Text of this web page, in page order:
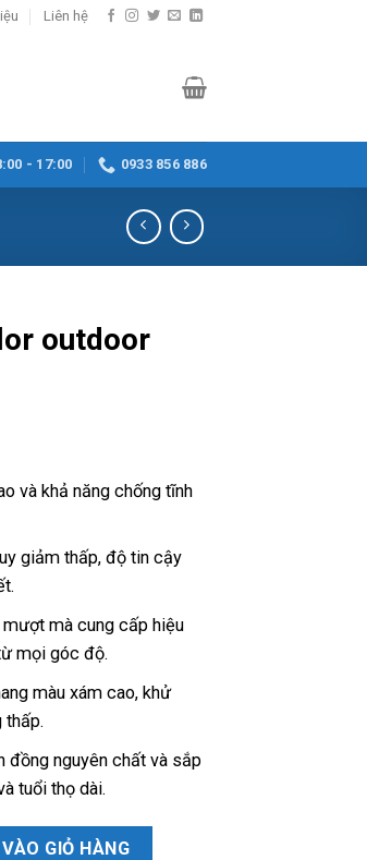
Liên hệ
- 17:00 0933 856 886
outdoor
và khả năng chống tĩnh
giảm thấp, độ tin cậy
mượt mà cung cấp hiệu
mọi góc độ.
màu xám cao, khử
thấp.
đồng nguyên chất và sắp
tuổi thọ dài.
GIỎ HÀNG